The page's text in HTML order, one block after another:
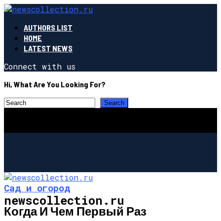
AUTHORS LIST
HOME
LATEST NEWS
Connect with us
Hi, What Are You Looking For?
newscollection.ru
Сад и огород
Когда И Чем Первый Раз